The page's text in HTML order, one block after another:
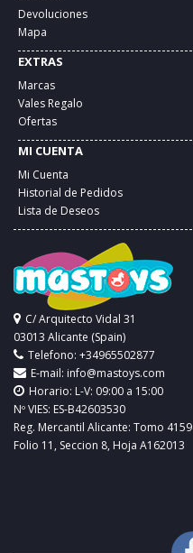
Devoluciones
Mapa
EXTRAS
Marcas
Vales Regalo
Ofertas
MI CUENTA
Mi Cuenta
Historial de Pedidos
Lista de Deseos
C/ Arquitecto Vidal 31
03013 Alicante (Spain)
Telefono: +34965502877
E-mail: info@mastoys.com
Horario: L-V: 09:00 a 15:00
Nº VIES: ES-B42603530
Reg. Mercantil Alicante: Tomo 4159
Folio 11, Seccion 8, Hoja A162013